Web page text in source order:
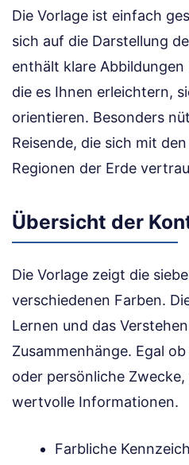
Die Vorlage ist einfach
sich auf die Darstellung
enthält klare
die es Ihnen erleichtern,
orientieren. Besonders
Reisende, die sich mit
Regionen der Erde
Übersicht der
Die Vorlage zeigt die
verschiedenen Farben.
Lernen und das
Zusammenhänge. Egal
oder persönliche
wertvolle Informationen.
Farbliche